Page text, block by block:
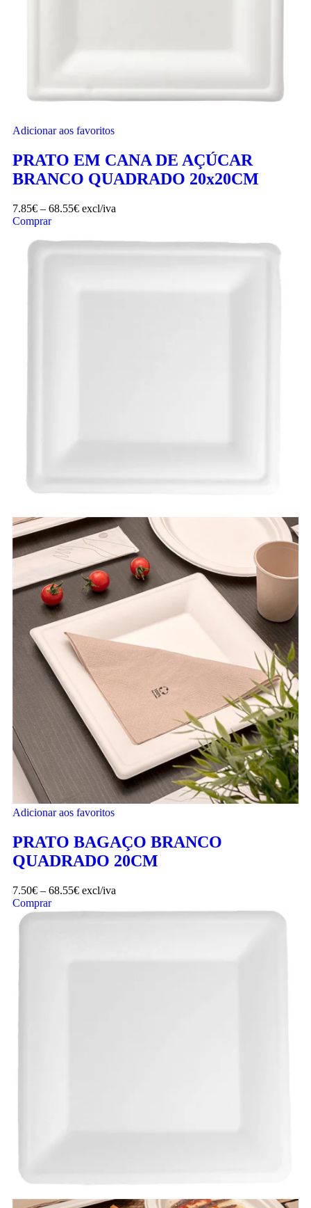
Adicionar aos favoritos
PRATO EM CANA DE AÇÚCAR
BRANCO QUADRADO 20x20CM
7.85€ – 68.55€ excl/iva
Comprar
Adicionar aos favoritos
PRATO BAGAÇO BRANCO
QUADRADO 20CM
7.50€ – 68.55€ excl/iva
Comprar